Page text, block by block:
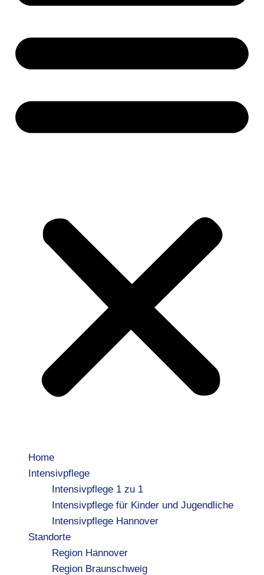
Home
Intensivpflege
Intensivpflege 1 zu 1
Intensivpflege für Kinder und Jugendliche
Intensivpflege Hannover
Standorte
Region Hannover
Region Braunschweig